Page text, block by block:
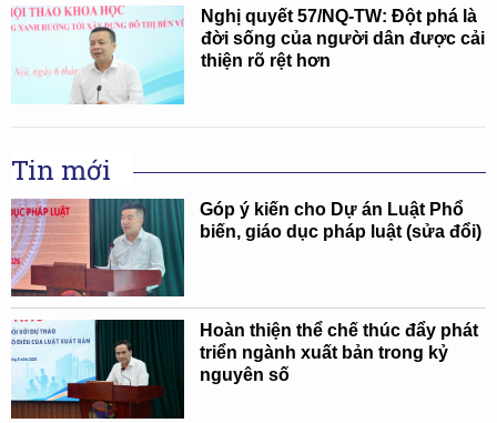
Nghị quyết 57/NQ-TW: Đột phá là
đời sống của người dân được cải
thiện rõ rệt hơn
Tin mới
Góp ý kiến cho Dự án Luật Phổ
biến, giáo dục pháp luật (sửa đổi)
Hoàn thiện thể chế thúc đẩy phát
triển ngành xuất bản trong kỷ
nguyên số